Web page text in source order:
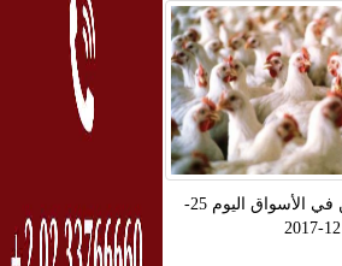
أسعار الدواجن في الأسواق اليوم 25-
12-2017